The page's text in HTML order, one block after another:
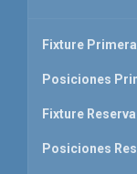
Fixture
Posiciones
Fixture
Posiciones